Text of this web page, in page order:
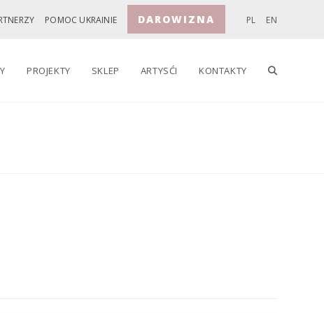
POMOC UKRAINIE DAROWIZNA PL EN
PROJEKTY SKLEP ARTYSĆI KONTAKTY TOGGLE